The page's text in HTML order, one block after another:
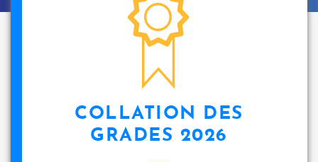
COLLATION DES
GRADES 2026